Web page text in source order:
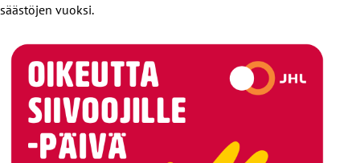
säästöjen vuoksi.